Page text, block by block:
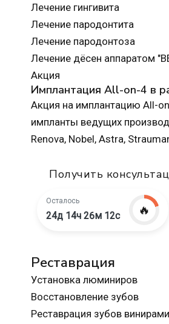
Лечение гингивита
Лечение пародонтита
Лечение пародонтоза
Лечение дёсен аппаратом
Акция
Имплантация All-on-4 в
Акция на имплантацию All-
импланты ведущих
Renova, Nobel, Astra,
Получить
Осталось
24д 14ч 26м 10с 🔥
Реставрация
Установка люминиров
Восстановление зубов
Реставрация зубов винирами